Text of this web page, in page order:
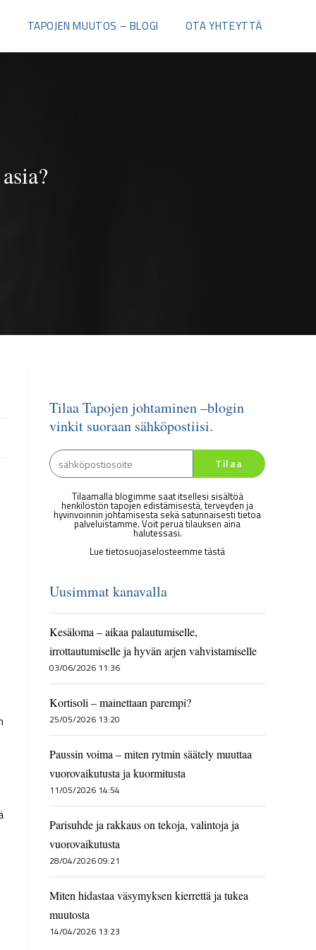
TAPOJEN MUUTOS – BLOGI OTA YHTEYTTÄ
Tilaa Tapojen johtaminen –blogin
vinkit suoraan sähköpostiisi.
Tilaa
Tilaamalla blogimme saat itsellesi sisältöä
henkilöstön tapojen edistämisestä, terveyden ja
hyvinvoinnin johtamisesta sekä satunnaisesti tietoa
palveluistamme. Voit perua tilauksen aina
halutessasi.
Lue tietosuojaselosteemme tästä
Uusimmat kanavalla
Kesäloma – aikaa palautumiselle,
irrottautumiselle ja hyvän arjen vahvistamiselle
03/06/2026 11:36
Kortisoli – mainettaan parempi?
25/05/2026 13:20
Paussin voima – miten rytmin säätely muuttaa
vuorovaikutusta ja kuormitusta
11/05/2026 14:54
Parisuhde ja rakkaus on tekoja, valintoja ja
vuorovaikutusta
28/04/2026 09:21
Miten hidastaa väsymyksen kierrettä ja tukea
muutosta
14/04/2026 13:23